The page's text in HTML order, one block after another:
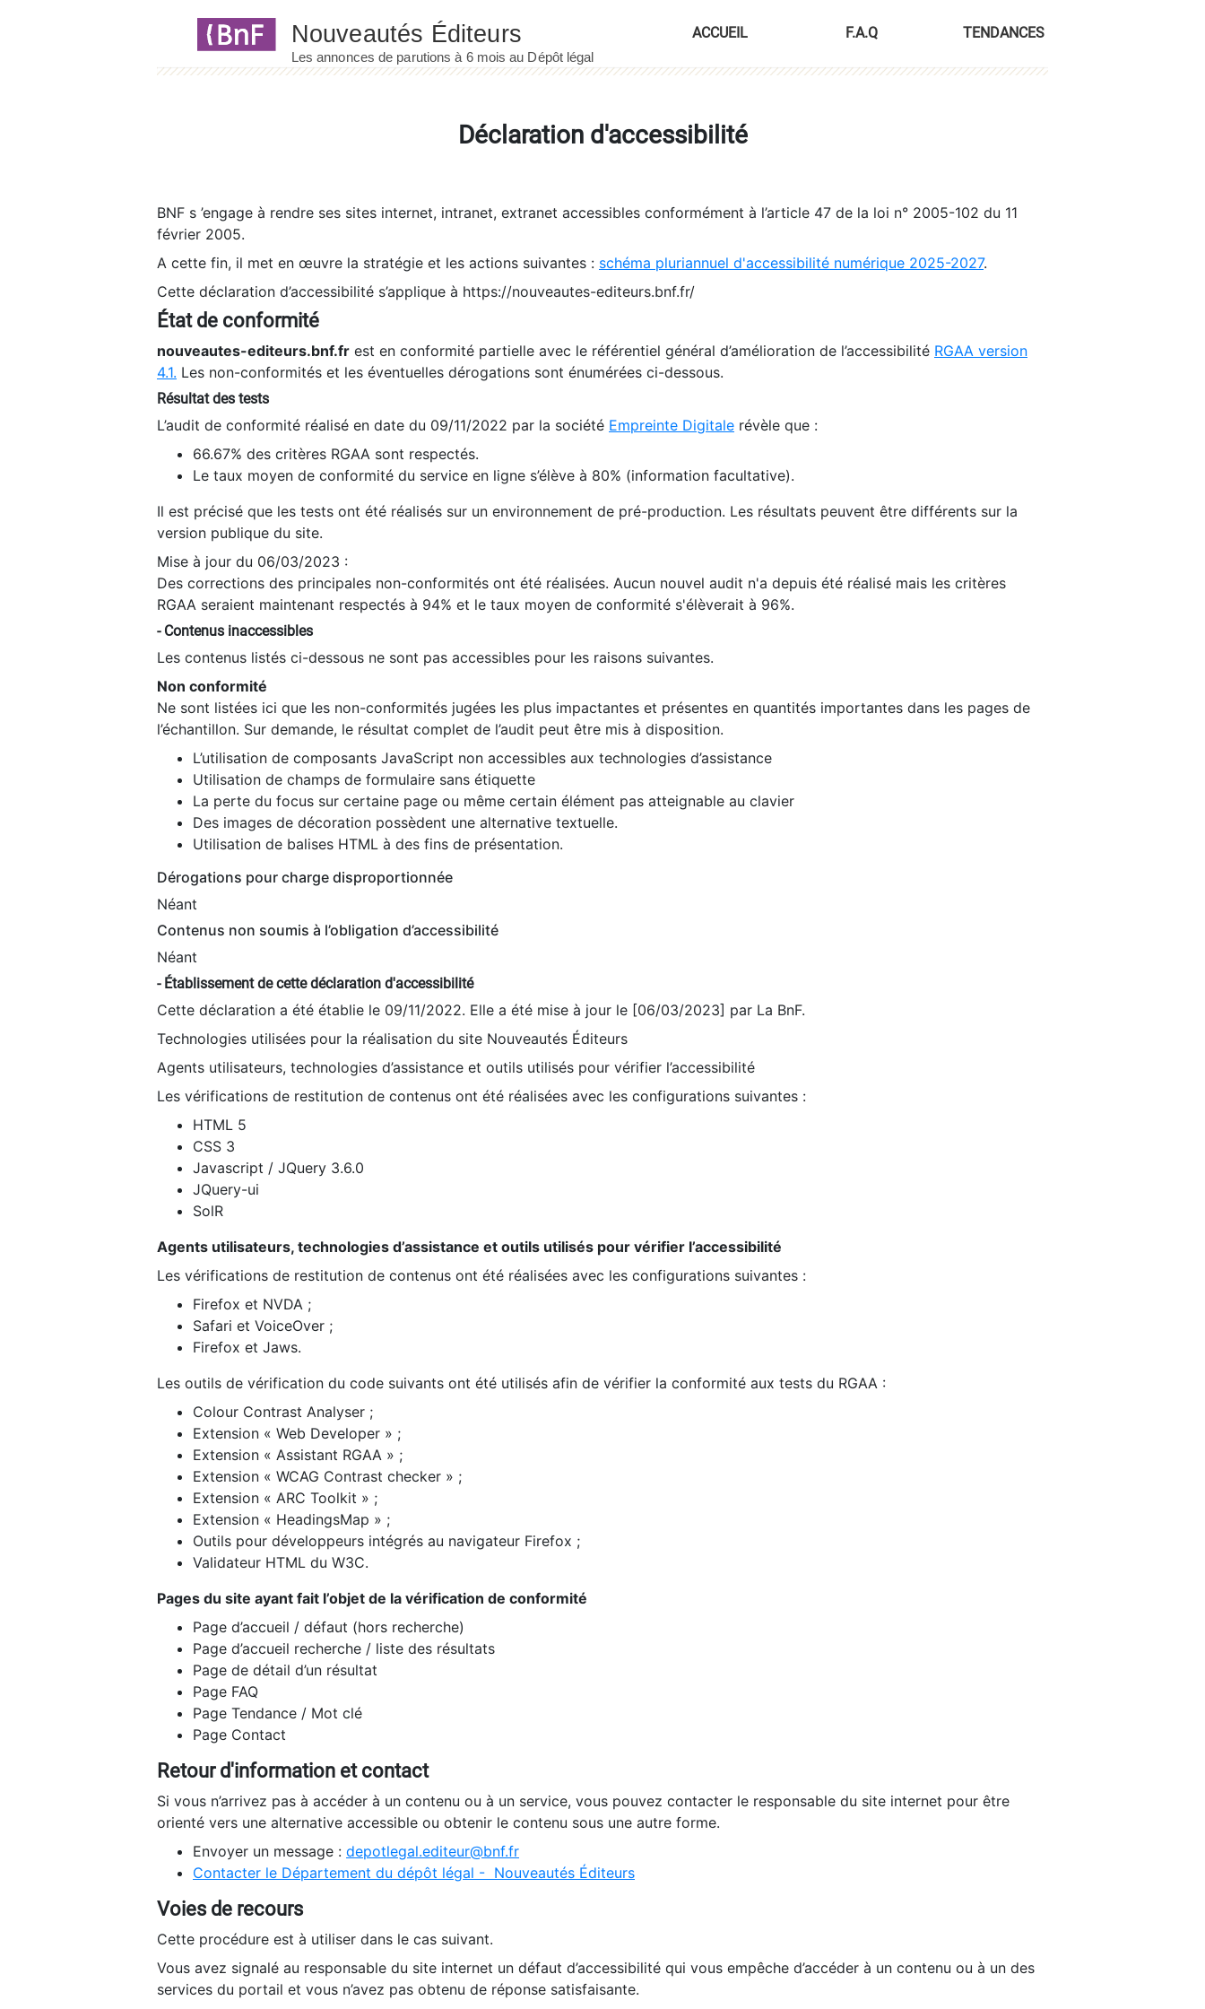
ACCUEIL F.A.Q TENDANCES
Déclaration d'accessibilité
BNF s ’engage à rendre ses sites internet, intranet, extranet accessibles conformément à l’article 47 de la loi n° 2005-102 du 11
février 2005.
A cette fin, il met en œuvre la stratégie et les actions suivantes : schéma pluriannuel d'accessibilité numérique 2025-2027.
Cette déclaration d’accessibilité s’applique à https://nouveautes-editeurs.bnf.fr/
État de conformité
nouveautes-editeurs.bnf.fr est en conformité partielle avec le référentiel général d’amélioration de l’accessibilité RGAA version
4.1. Les non-conformités et les éventuelles dérogations sont énumérées ci-dessous.
Résultat des tests
L’audit de conformité réalisé en date du 09/11/2022 par la société Empreinte Digitale révèle que :
66.67% des critères RGAA sont respectés.
Le taux moyen de conformité du service en ligne s’élève à 80% (information facultative).
Il est précisé que les tests ont été réalisés sur un environnement de pré-production. Les résultats peuvent être différents sur la
version publique du site.
Mise à jour du 06/03/2023 :
Des corrections des principales non-conformités ont été réalisées. Aucun nouvel audit n'a depuis été réalisé mais les critères
RGAA seraient maintenant respectés à 94% et le taux moyen de conformité s'élèverait à 96%.
- Contenus inaccessibles
Les contenus listés ci-dessous ne sont pas accessibles pour les raisons suivantes.
Non conformité
Ne sont listées ici que les non-conformités jugées les plus impactantes et présentes en quantités importantes dans les pages de
l’échantillon. Sur demande, le résultat complet de l’audit peut être mis à disposition.
L’utilisation de composants JavaScript non accessibles aux technologies d’assistance
Utilisation de champs de formulaire sans étiquette
La perte du focus sur certaine page ou même certain élément pas atteignable au clavier
Des images de décoration possèdent une alternative textuelle.
Utilisation de balises HTML à des fins de présentation.
Dérogations pour charge disproportionnée
Néant
Contenus non soumis à l’obligation d’accessibilité
Néant
- Établissement de cette déclaration d'accessibilité
Cette déclaration a été établie le 09/11/2022. Elle a été mise à jour le [06/03/2023] par La BnF.
Technologies utilisées pour la réalisation du site Nouveautés Éditeurs
Agents utilisateurs, technologies d’assistance et outils utilisés pour vérifier l’accessibilité
Les vérifications de restitution de contenus ont été réalisées avec les configurations suivantes :
HTML 5
CSS 3
Javascript / JQuery 3.6.0
JQuery-ui
SolR
Agents utilisateurs, technologies d’assistance et outils utilisés pour vérifier l’accessibilité
Les vérifications de restitution de contenus ont été réalisées avec les configurations suivantes :
Firefox et NVDA ;
Safari et VoiceOver ;
Firefox et Jaws.
Les outils de vérification du code suivants ont été utilisés afin de vérifier la conformité aux tests du RGAA :
Colour Contrast Analyser ;
Extension « Web Developer » ;
Extension « Assistant RGAA » ;
Extension « WCAG Contrast checker » ;
Extension « ARC Toolkit » ;
Extension « HeadingsMap » ;
Outils pour développeurs intégrés au navigateur Firefox ;
Validateur HTML du W3C.
Pages du site ayant fait l’objet de la vérification de conformité
Page d’accueil / défaut (hors recherche)
Page d’accueil recherche / liste des résultats
Page de détail d’un résultat
Page FAQ
Page Tendance / Mot clé
Page Contact
Retour d'information et contact
Si vous n’arrivez pas à accéder à un contenu ou à un service, vous pouvez contacter le responsable du site internet pour être
orienté vers une alternative accessible ou obtenir le contenu sous une autre forme.
Envoyer un message : depotlegal.editeur@bnf.fr
Contacter le Département du dépôt légal - Nouveautés Éditeurs
Voies de recours
Cette procédure est à utiliser dans le cas suivant.
Vous avez signalé au responsable du site internet un défaut d’accessibilité qui vous empêche d’accéder à un contenu ou à un des
services du portail et vous n’avez pas obtenu de réponse satisfaisante.